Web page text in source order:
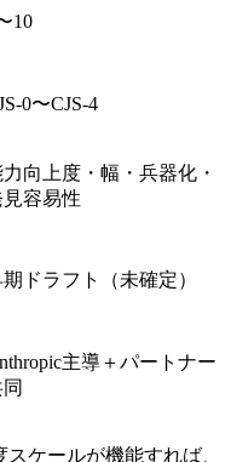
10
0〜CJS-4
向上度・幅・兵器化・
見容易性
ドラフト（未確定）
主導＋パートナー
ケールが機能すれば、